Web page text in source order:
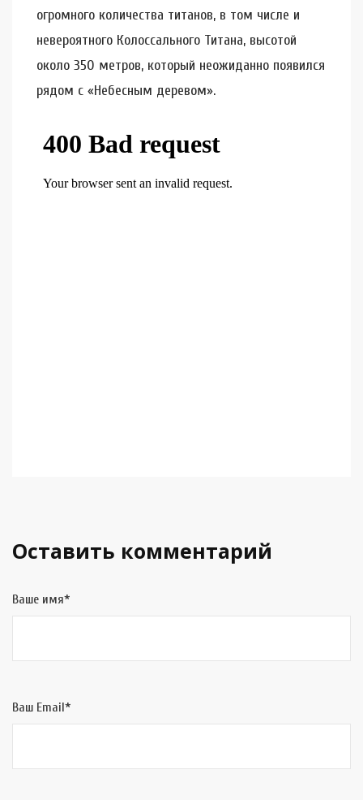
огромного количества титанов, в том числе и
невероятного Колоссального Титана, высотой
около 350 метров, который неожиданно появился
рядом с «Небесным деревом».
Оставить комментарий
Ваше имя*
Ваш Email*